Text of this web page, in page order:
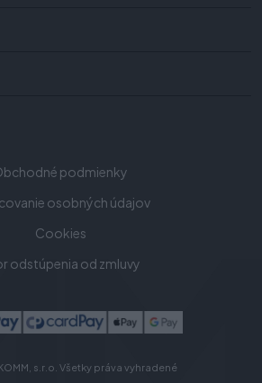
podmienky
osobných údajov
Cookies
odstúpenia od zmluvy
s.r.o. Všetky práva vyhradené